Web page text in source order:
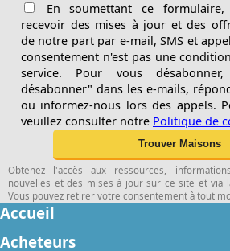
En soumettant ce
recevoir des mises à jour et des
de notre part par e-mail, SMS et
consentement n'est pas une
service. Pour vous
désabonner" dans les e-mails,
ou informez-nous lors des appels.
veuillez consulter notre Politique de
Obtenez l'accès aux ressources,
nouvelles et des mises à jour sur ce site et via
Vous pouvez retirer votre consentement à tout
Accueil
Acheteurs